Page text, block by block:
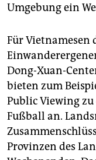
Umgebung ein
Für Vietnamesen
Dong-Xuan-
bieten zum
Public Viewing
Fußball an.
Provinzen des